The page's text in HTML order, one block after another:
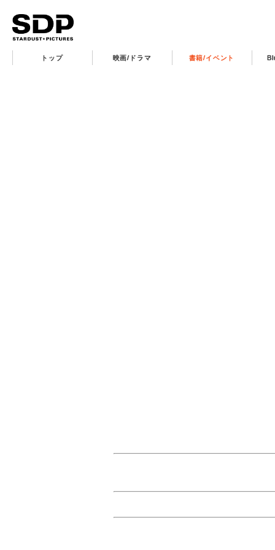
トップ 映画/ドラマ 書籍/イベント